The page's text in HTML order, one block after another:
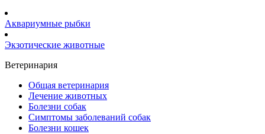
Аквариумные рыбки
Экзотические животные
Ветеринария
Общая ветеринария
Лечение животных
Болезни собак
Симптомы заболеваний собак
Болезни кошек